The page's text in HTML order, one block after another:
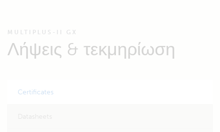
MULTIPLUS-II GX
Λήψεις & τεκμηρίωση
Certificates